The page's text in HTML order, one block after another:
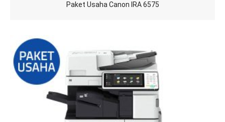
Paket Usaha Canon IRA 6575